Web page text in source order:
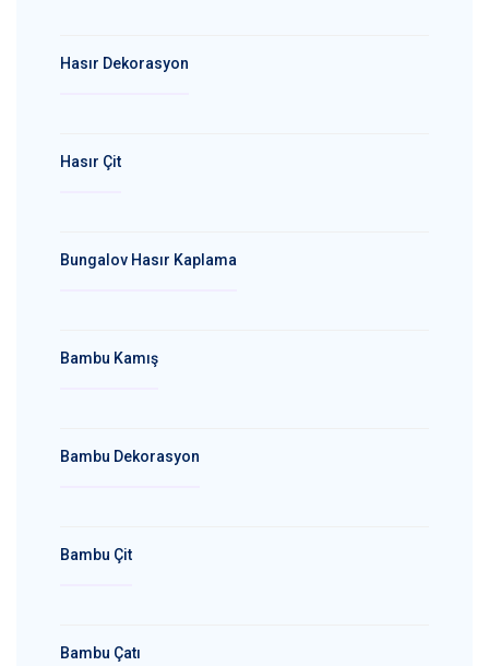
Hasır Dekorasyon
Hasır Çit
Bungalov Hasır Kaplama
Bambu Kamış
Bambu Dekorasyon
Bambu Çit
Bambu Çatı